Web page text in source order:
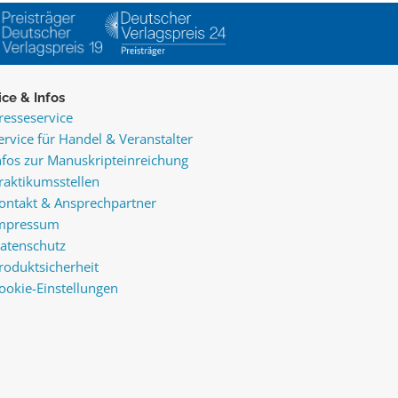
& Infos
für Handel & Veranstalter
zur Manuskripteinreichung
& Ansprechpartner
Einstellungen